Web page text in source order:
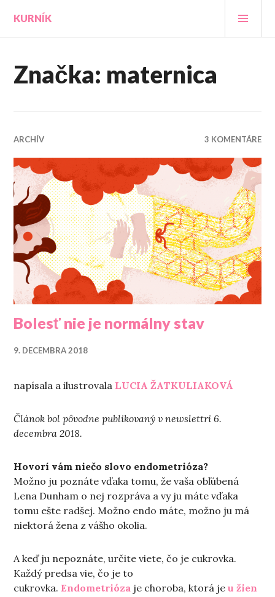
obsah
KURNÍK
Značka: maternica
ARCHÍV 3 KOMENTÁRE
Bolesť nie je normálny stav
9. DECEMBRA 2018
napísala a ilustrovala LUCIA ŽATKULIAKOVÁ
Článok bol pôvodne publikovaný v newslettri 6.
decembra 2018.
Hovorí vám niečo slovo endometrióza?
Možno ju poznáte vďaka tomu, že vaša obľúbená
Lena Dunham o nej rozpráva a vy ju máte vďaka
tomu ešte radšej. Možno endo máte, možno ju má
niektorá žena z vášho okolia.
A keď ju nepoznáte, určite viete, čo je cukrovka.
Každý predsa vie, čo je to
cukrovka. Endometrióza je choroba, ktorá jeu žien